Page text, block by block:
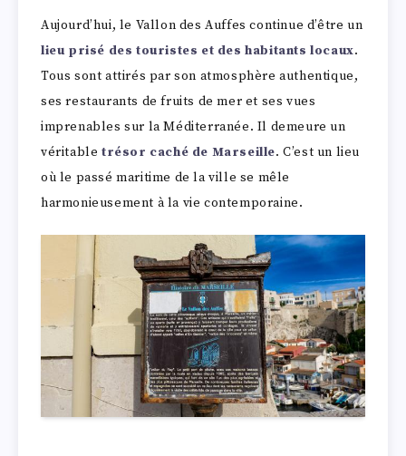
Aujourd’hui, le Vallon des Auffes continue d’être un
lieu prisé des touristes et des habitants locaux.
Tous sont attirés par son atmosphère authentique,
ses restaurants de fruits de mer et ses vues
imprenables sur la Méditerranée. Il demeure un
véritable trésor caché de Marseille. C’est un lieu
où le passé maritime de la ville se mêle
harmonieusement à la vie contemporaine.